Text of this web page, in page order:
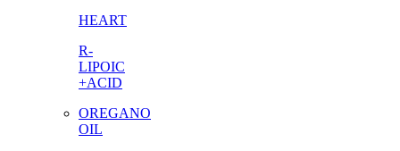
HEART
R-
LIPOIC
+ACID
OREGANO
OIL